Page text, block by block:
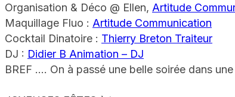
Organisation & Déco @ Ellen, Artitude
Maquillage Fluo : Artitude Communication
Cocktail Dinatoire : Thierry Breton Traiteur
DJ : Didier B Animation – DJ
BREF …. On à passé une belle soirée dans